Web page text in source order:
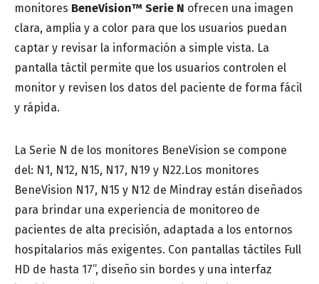
Correo *
Número de teléfono*
Provincia*
Especialidad médica*
monitores BeneVision™ Serie N ofrecen una imagen
clara, amplia y a color para que los usuarios puedan
captar y revisar la información a simple vista. La
pantalla táctil permite que los usuarios controlen el
monitor y revisen los datos del paciente de forma fácil
y rápida.
La Serie N de los monitores BeneVision se compone
del: N1, N12, N15, N17, N19 y N22.Los monitores
BeneVision N17, N15 y N12 de Mindray están diseñados
para brindar una experiencia de monitoreo de
pacientes de alta precisión, adaptada a los entornos
hospitalarios más exigentes. Con pantallas táctiles Full
HD de hasta 17”, diseño sin bordes y una interfaz